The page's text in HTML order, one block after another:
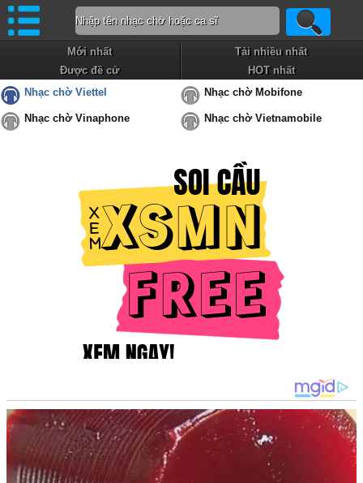
Mới nhất
Tải nhiều nhất
Được đề cử
HOT nhất
Nhạc chờ Viettel
Nhạc chờ Mobifone
Nhạc chờ Vinaphone Nhạc chờ Vietnamobile